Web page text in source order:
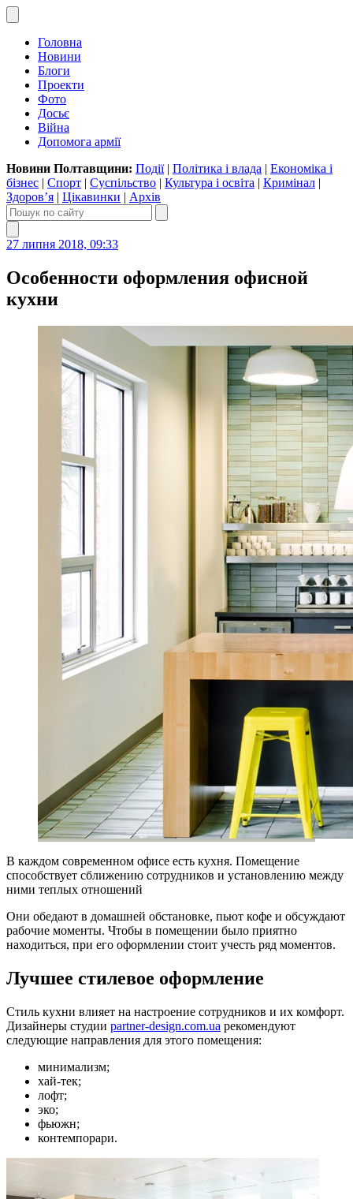
Головна
Новини
Блоги
Проекти
Фото
Досьє
Війна
Допомога армії
Новини Полтавщини: Події| Політика і влада | Економіка і
бізнес | Спорт | Суспільство | Культура і освіта | Кримінал |
Здоров’я | Цікавинки | Архів
27 липня 2018, 09:33
Особенности оформления офисной
кухни
В каждом современном офисе есть кухня. Помещение
способствует сближению сотрудников и установлению между
ними теплых отношений
Они обедают в домашней обстановке, пьют кофе и обсуждают
рабочие моменты. Чтобы в помещении было приятно
находиться, при его оформлении стоит учесть ряд моментов.
Лучшее стилевое оформление
Стиль кухни влияет на настроение сотрудников и их комфорт.
Дизайнеры студии partner-design.com.ua рекомендуют
следующие направления для этого помещения:
минимализм;
хай-тек;
лофт;
эко;
фьюжн;
контемпорари.